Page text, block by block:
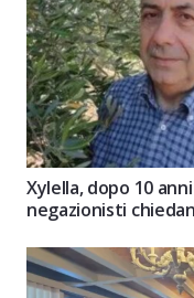
Xylella, dopo 10
negazionisti